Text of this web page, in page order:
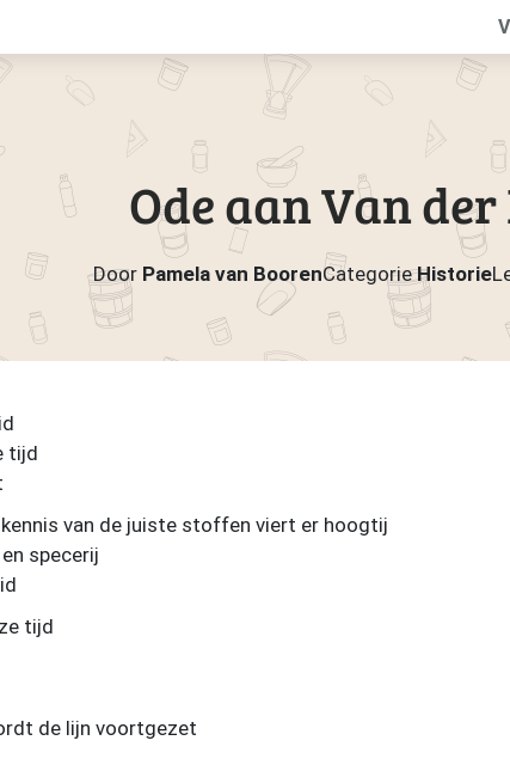
Ode aan Van der
Door Pamela van BoorenCategorieHistorie
tijd
van de juiste stoffen viert er hoogtij
specerij
tijd
de lijn voortgezet